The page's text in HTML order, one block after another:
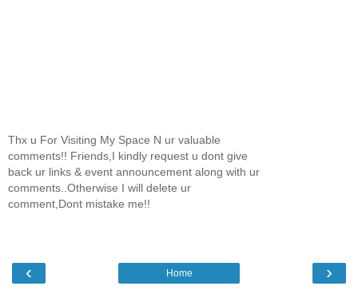
Thx u For Visiting My Space N ur valuable
comments!! Friends,I kindly request u dont give
back ur links & event announcement along with ur
comments..Otherwise I will delete ur
comment,Dont mistake me!!
‹ ›
Home